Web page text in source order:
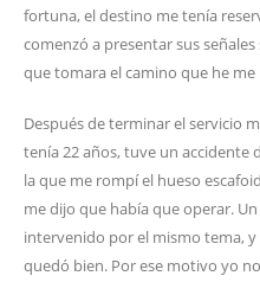
fortuna, el destino me tenía
comenzó a presentar sus
que tomara el camino que he
Después de terminar el servicio
tenía 22 años, tuve un accidente
la que me rompí el hueso
me dijo que había que operar.
intervenido por el mismo tema,
quedó bien. Por ese motivo yo